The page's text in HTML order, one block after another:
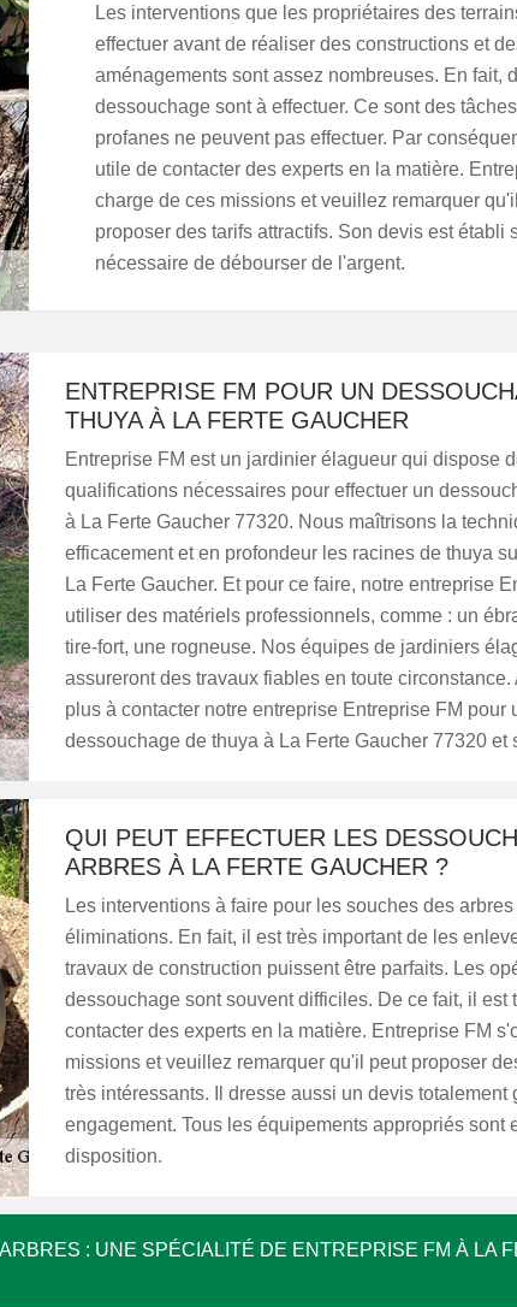
Les interventions que les propriétaires des
effectuer avant de réaliser des constructions et
aménagements sont assez nombreuses. En fait,
dessouchage sont à effectuer. Ce sont des
profanes ne peuvent pas effectuer. Par
utile de contacter des experts en la matière.
charge de ces missions et veuillez remarquer
proposer des tarifs attractifs. Son devis est établi
nécessaire de débourser de l'argent.
ENTREPRISE FM POUR UN
THUYA À LA FERTE GAUCHER
Entreprise FM est un jardinier élagueur qui dispose
qualifications nécessaires pour effectuer un
à La Ferte Gaucher 77320. Nous maîtrisons la
efficacement et en profondeur les racines de thuya
La Ferte Gaucher. Et pour ce faire, notre entreprise
utiliser des matériels professionnels, comme : un
tire-fort, une rogneuse. Nos équipes de jardiniers
assureront des travaux fiables en toute circonstance.
plus à contacter notre entreprise Entreprise FM pour
dessouchage de thuya à La Ferte Gaucher 77320 et
QUI PEUT EFFECTUER LES
ARBRES À LA FERTE GAUCHER ?
Les interventions à faire pour les souches des
éliminations. En fait, il est très important de les
travaux de construction puissent être parfaits. Les
dessouchage sont souvent difficiles. De ce fait, il est
contacter des experts en la matière. Entreprise FM
missions et veuillez remarquer qu'il peut proposer
très intéressants. Il dresse aussi un devis totalement
engagement. Tous les équipements appropriés sont
disposition.
: UNE SPÉCIALITÉ DE ENTREPRISE FM À LA